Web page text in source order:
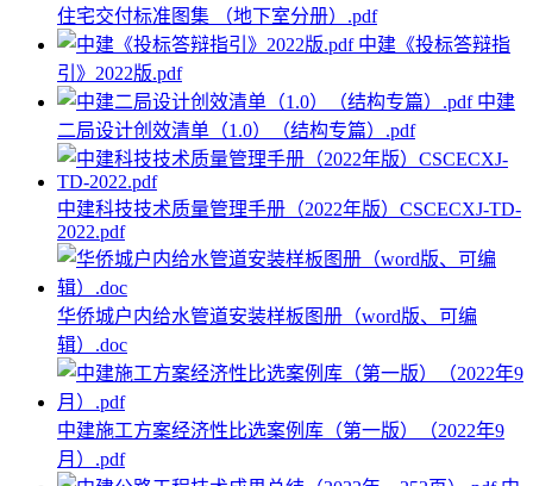
住宅交付标准图集 （地下室分册）.pdf
中建《投标答辩指
引》2022版.pdf
中建
二局设计创效清单（1.0）（结构专篇）.pdf
中建科技技术质量管理手册（2022年版）CSCECXJ-TD-
2022.pdf
华侨城户内给水管道安装样板图册（word版、可编
辑）.doc
中建施工方案经济性比选案例库（第一版）（2022年9
月）.pdf